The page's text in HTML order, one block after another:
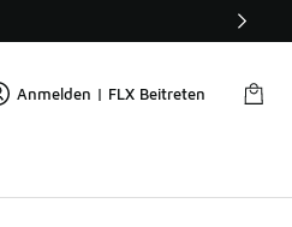
Anmelden | FLX Beitreten